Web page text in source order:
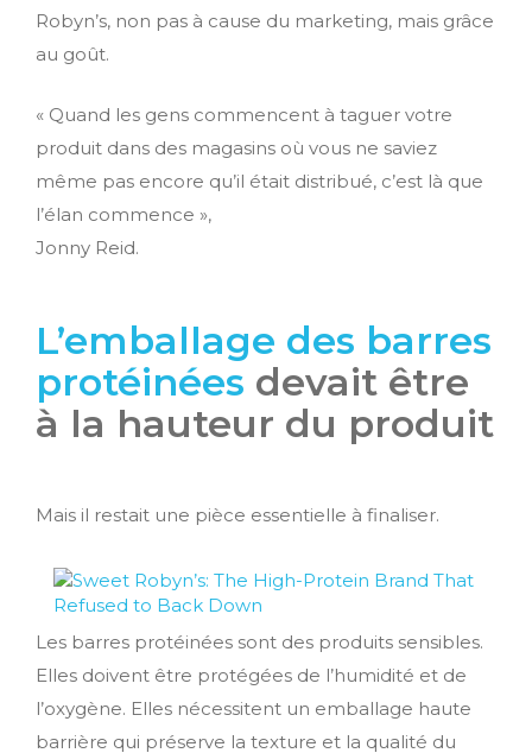
Robyn’s, non pas à cause du marketing, mais grâce
au goût.
« Quand les gens commencent à taguer votre
produit dans des magasins où vous ne saviez
même pas encore qu’il était distribué, c’est là que
l’élan commence »,
Jonny Reid.
L’emballage des barres
protéinées devait être
à la hauteur du produit
Mais il restait une pièce essentielle à finaliser.
Les barres protéinées sont des produits sensibles.
Elles doivent être protégées de l’humidité et de
l’oxygène. Elles nécessitent un emballage haute
barrière qui préserve la texture et la qualité du